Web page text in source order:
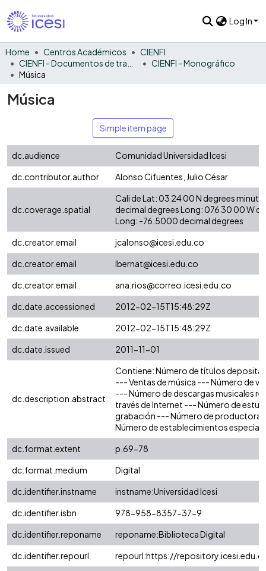
Log In
Home Centros Académicos
CIENFI
CIENFI - Monográfico
Música
Música
Simple item page
dc.audience
Comunidad Universidad Icesi
dc.contributor.author
Alonso Cifuentes, Julio César
dc.coverage.spatial
Cali de Lat: 03 24 00 N degrees
decimal degrees Long: 076 30 00 W
Long: -76.5000 decimal degrees
dc.creator.email
jcalonso@icesi.edu.co
dc.creator.email
lbernat@icesi.edu.co
dc.creator.email
ana.rios@correo.icesi.edu.co
dc.date.accessioned
2012-02-15T15:48:29Z
dc.date.available
2012-02-15T15:48:29Z
dc.date.issued
2011-11-01
dc.description.abstract
Contiene: Número de títulos
--- Ventas de música --- Número de
--- Número de descargas musicales
través de Internet --- Número de
grabación --- Número de
Número de establecimientos
dc.format.extent
p.69-78
dc.format.medium
Digital
dc.identifier.instname
instname:Universidad Icesi
dc.identifier.isbn
978-958-8357-37-9
dc.identifier.reponame
reponame:Biblioteca Digital
dc.identifier.repourl
repourl:https://